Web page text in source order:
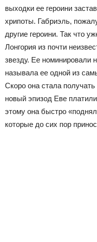
выходки ее героини
хрипоты. Габриэль,
другие героини. Так что
Лонгория из почти
звезду. Ее номинировали
называла ее одной из
Скоро она стала
новый эпизод Еве
этому она быстро
которые до сих пор